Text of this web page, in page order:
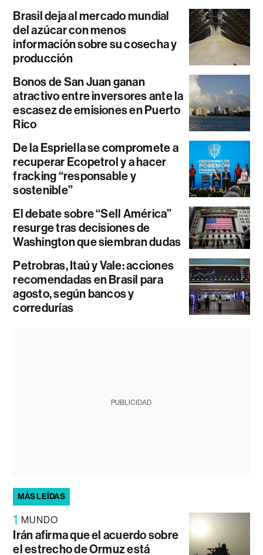
Brasil deja al mercado mundial
del azúcar con menos
información sobre su cosecha y
producción
Bonos de San Juan ganan
atractivo entre inversores ante la
escasez de emisiones en Puerto
Rico
De la Espriella se compromete a
recuperar Ecopetrol y a hacer
fracking “responsable y
sostenible”
El debate sobre “Sell América”
resurge tras decisiones de
Washington que siembran dudas
Petrobras, Itaú y Vale: acciones
recomendadas en Brasil para
agosto, según bancos y
corredurías
PUBLICIDAD
MÁS LEÍDAS
1 MUNDO
Irán afirma que el acuerdo sobre
el estrecho de Ormuz está